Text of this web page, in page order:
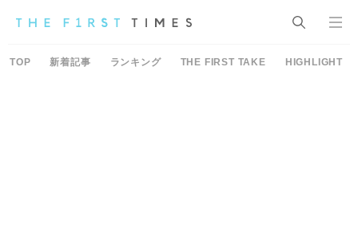
TOP 新着記事 ランキング THE FIRST TAKE HIGHLIGHT